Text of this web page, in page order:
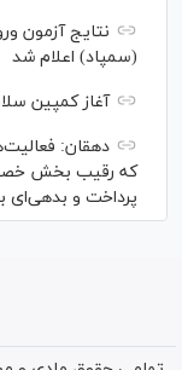
نتایج آزمون
(سمپاد) اعلام شد
آغاز کمپین
دهقان:
که رقیب بخش
پرداخت و بدهی‌ای